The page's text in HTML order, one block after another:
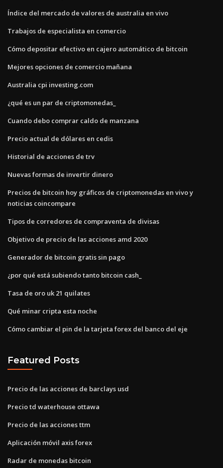
Índice del mercado de valores de australia en vivo
Trabajos de especialista en comercio
Cómo depositar efectivo en cajero automático de bitcoin
Mejores opciones de comercio mañana
Australia cpi investing.com
¿qué es un par de criptomonedas_
Cuando debo comprar caldo de manzana
Precio actual de dólares en cedis
Historial de acciones de trv
Nuevas formas de invertir dinero
Precios de bitcoin hoy gráficos de criptomonedas en vivo y
noticias coincompare
Tipos de corredores de compraventa de divisas
Objetivo de precio de las acciones amd 2020
Generador de bitcoin gratis sin pago
¿por qué está subiendo tanto bitcoin cash_
Tasa de oro uk 21 quilates
Qué minar cripta esta noche
Cómo cambiar el pin de la tarjeta forex del banco del eje
Featured Posts
Precio de las acciones de barclays usd
Precio td waterhouse ottawa
Precio de las acciones ttm
Aplicación móvil axis forex
Radar de monedas bitcoin